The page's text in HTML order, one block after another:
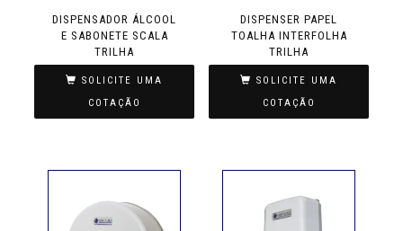
DISPENSADOR ÁLCOOL
E SABONETE SCALA
TRILHA
SOLICITE UMA
COTAÇÃO
DISPENSER PAPEL
TOALHA INTERFOLHA
TRILHA
SOLICITE UMA
COTAÇÃO